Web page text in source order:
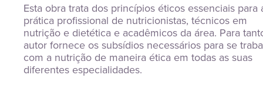
Esta obra trata dos princípios éticos essenciais para
prática profissional de nutricionistas, técnicos em
nutrição e dietética e acadêmicos da área. Para
autor fornece os subsídios necessários para se
com a nutrição de maneira ética em todas as suas
diferentes especialidades.